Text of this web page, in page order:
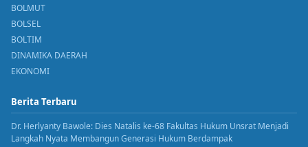
BOLMUT
BOLSEL
BOLTIM
DINAMIKA DAERAH
EKONOMI
Berita Terbaru
Dr. Herlyanty Bawole: Dies Natalis ke-68 Fakultas Hukum Unsrat Menjadi
Langkah Nyata Membangun Generasi Hukum Berdampak